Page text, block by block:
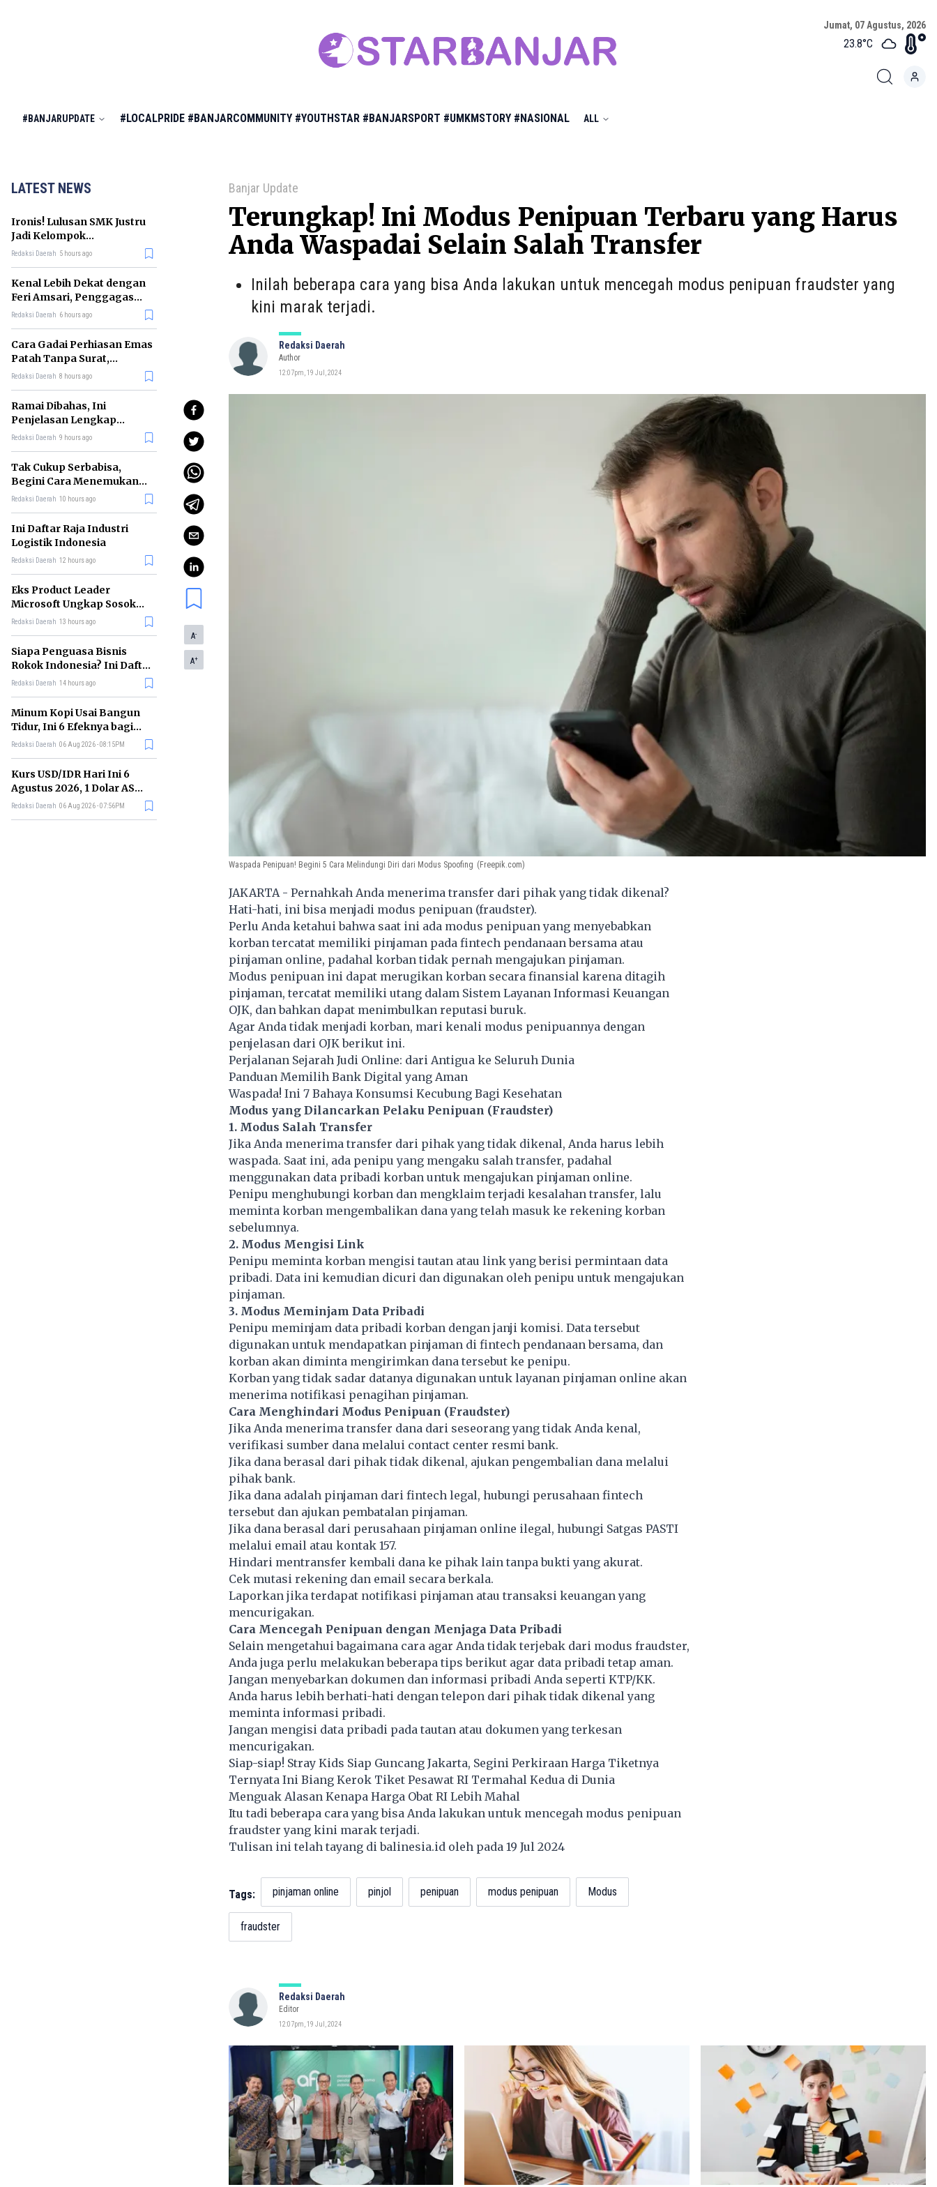
Jumat, 07 Agustus, 2026
23.8°C
#BANJARUPDATE #LOCALPRIDE #BANJARCOMMUNITY #YOUTHSTAR #BANJARSPORT #UMKMSTORY #NASIONAL ALL
LATEST NEWS
Ironis! Lulusan SMK Justru
Jadi Kelompok
Pengangguran Terbanyak
Redaksi Daerah 5 hours ago
Kenal Lebih Dekat dengan
Feri Amsari, Penggagas
Kabinet Bayangan
Redaksi Daerah 6 hours ago
Cara Gadai Perhiasan Emas
Patah Tanpa Surat,
Ternyata Tetap Bisa!
Redaksi Daerah 8 hours ago
Ramai Dibahas, Ini
Penjelasan Lengkap
tentang Konsep Kabinet
Redaksi Daerah 9 hours ago
Tak Cukup Serbabisa,
Begini Cara Menemukan
'Spike' agar CV Dilirik HR
Redaksi Daerah 10 hours ago
Ini Daftar Raja Industri
Logistik Indonesia
Redaksi Daerah 12 hours ago
Eks Product Leader
Microsoft Ungkap Sosok
yang Paling Cocok
Redaksi Daerah 13 hours ago
Siapa Penguasa Bisnis
Rokok Indonesia? Ini Daftar
Perusahaan Terbesarnya
Redaksi Daerah 14 hours ago
Minum Kopi Usai Bangun
Tidur, Ini 6 Efeknya bagi
Kesehatan Tubuh
Redaksi Daerah 06 Aug 2026 - 08:15PM
Kurs USD/IDR Hari Ini 6
Agustus 2026, 1 Dolar AS
Kini Berapa Rupiah?
Redaksi Daerah 06 Aug 2026 - 07:56PM
Banjar Update
Terungkap! Ini Modus Penipuan Terbaru yang Harus
Anda Waspadai Selain Salah Transfer
Inilah beberapa cara yang bisa Anda lakukan untuk mencegah modus penipuan fraudster yang
kini marak terjadi.
Redaksi Daerah
Author
12:07pm, 19 Jul, 2024
A-
A+
Waspada Penipuan! Begini 5 Cara Melindungi Diri dari Modus Spoofing (Freepik.com)
JAKARTA - Pernahkah Anda menerima transfer dari pihak yang tidak dikenal?
Hati-hati, ini bisa menjadi modus penipuan (fraudster).
Perlu Anda ketahui bahwa saat ini ada modus penipuan yang menyebabkan
korban tercatat memiliki pinjaman pada fintech pendanaan bersama atau
pinjaman online, padahal korban tidak pernah mengajukan pinjaman.
Modus penipuan ini dapat merugikan korban secara finansial karena ditagih
pinjaman, tercatat memiliki utang dalam Sistem Layanan Informasi Keuangan
OJK, dan bahkan dapat menimbulkan reputasi buruk.
Agar Anda tidak menjadi korban, mari kenali modus penipuannya dengan
penjelasan dari OJK berikut ini.
Perjalanan Sejarah Judi Online: dari Antigua ke Seluruh Dunia
Panduan Memilih Bank Digital yang Aman
Waspada! Ini 7 Bahaya Konsumsi Kecubung Bagi Kesehatan
Modus yang Dilancarkan Pelaku Penipuan (Fraudster)
1. Modus Salah Transfer
Jika Anda menerima transfer dari pihak yang tidak dikenal, Anda harus lebih
waspada. Saat ini, ada penipu yang mengaku salah transfer, padahal
menggunakan data pribadi korban untuk mengajukan pinjaman online.
Penipu menghubungi korban dan mengklaim terjadi kesalahan transfer, lalu
meminta korban mengembalikan dana yang telah masuk ke rekening korban
sebelumnya.
2. Modus Mengisi Link
Penipu meminta korban mengisi tautan atau link yang berisi permintaan data
pribadi. Data ini kemudian dicuri dan digunakan oleh penipu untuk mengajukan
pinjaman.
3. Modus Meminjam Data Pribadi
Penipu meminjam data pribadi korban dengan janji komisi. Data tersebut
digunakan untuk mendapatkan pinjaman di fintech pendanaan bersama, dan
korban akan diminta mengirimkan dana tersebut ke penipu.
Korban yang tidak sadar datanya digunakan untuk layanan pinjaman online akan
menerima notifikasi penagihan pinjaman.
Cara Menghindari Modus Penipuan (Fraudster)
Jika Anda menerima transfer dana dari seseorang yang tidak Anda kenal,
verifikasi sumber dana melalui contact center resmi bank.
Jika dana berasal dari pihak tidak dikenal, ajukan pengembalian dana melalui
pihak bank.
Jika dana adalah pinjaman dari fintech legal, hubungi perusahaan fintech
tersebut dan ajukan pembatalan pinjaman.
Jika dana berasal dari perusahaan pinjaman online ilegal, hubungi Satgas PASTI
melalui email atau kontak 157.
Hindari mentransfer kembali dana ke pihak lain tanpa bukti yang akurat.
Cek mutasi rekening dan email secara berkala.
Laporkan jika terdapat notifikasi pinjaman atau transaksi keuangan yang
mencurigakan.
Cara Mencegah Penipuan dengan Menjaga Data Pribadi
Selain mengetahui bagaimana cara agar Anda tidak terjebak dari modus fraudster,
Anda juga perlu melakukan beberapa tips berikut agar data pribadi tetap aman.
Jangan menyebarkan dokumen dan informasi pribadi Anda seperti KTP/KK.
Anda harus lebih berhati-hati dengan telepon dari pihak tidak dikenal yang
meminta informasi pribadi.
Jangan mengisi data pribadi pada tautan atau dokumen yang terkesan
mencurigakan.
Siap-siap! Stray Kids Siap Guncang Jakarta, Segini Perkiraan Harga Tiketnya
Ternyata Ini Biang Kerok Tiket Pesawat RI Termahal Kedua di Dunia
Menguak Alasan Kenapa Harga Obat RI Lebih Mahal
Itu tadi beberapa cara yang bisa Anda lakukan untuk mencegah modus penipuan
fraudster yang kini marak terjadi.
Tulisan ini telah tayang dibalinesia.id oleh pada 19 Jul 2024
Tags: pinjaman online pinjol penipuan modus penipuan Modus
fraudster
Redaksi Daerah
Editor
12:07pm, 19 Jul, 2024